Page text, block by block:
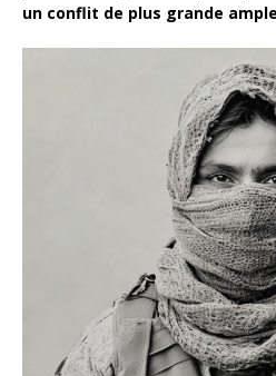
un conflit de plus grande